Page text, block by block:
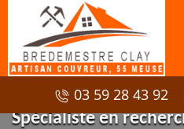
03 59 28 43 92
Spécialiste en